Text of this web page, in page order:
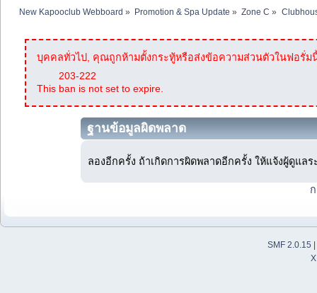
New Kapooclub Webboard » Promotion & Spa Update » Zone C »
บุคคลทั่วไป, คุณถูกห้ามตั้งกระทู้หรือส่งข้อความส่วนตัวในฟอรั่ม
203-222
This ban is not set to expire.
ฐานข้อมูลผิดพลาด
ลองอีกครั้ง ถ้าเกิดการผิดพลาดอีกครั้ง ให้แจ้งผู้ดูแลร
SMF 2.0.15